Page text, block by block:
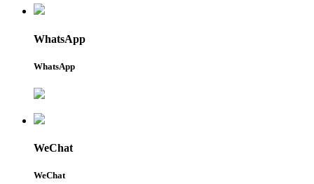
WhatsApp
WhatsApp
WeChat
WeChat